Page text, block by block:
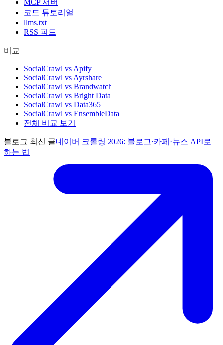
MCP 서버
코드 튜토리얼
llms.txt
RSS 피드
비교
SocialCrawl vs Apify
SocialCrawl vs Ayrshare
SocialCrawl vs Brandwatch
SocialCrawl vs Bright Data
SocialCrawl vs Data365
SocialCrawl vs EnsembleData
전체 비교 보기
블로그 최신 글네이버 크롤링 2026: 블로그·카페·뉴스 API로
하는 법